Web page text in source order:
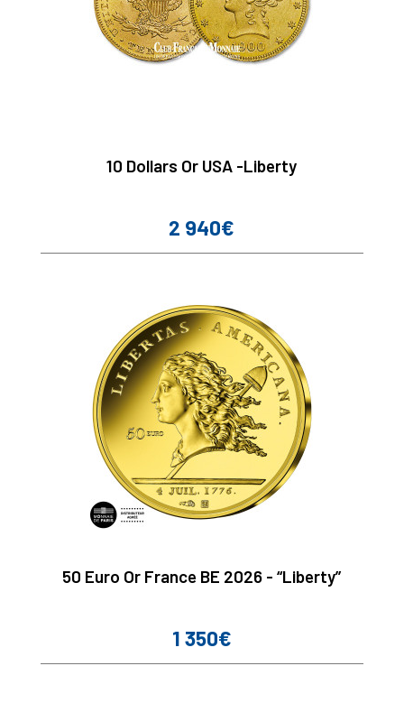
10 Dollars Or USA -Liberty
Prix
2 940€
50 Euro Or France BE 2026 - “Liberty”
Prix
1 350€